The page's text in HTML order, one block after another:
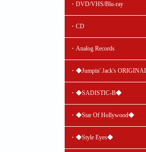
・DVD/VHS/Blu-ray
・CD
・Analog Records
・◆Jumpin' Jack's
・◆SADISTIC-B◆
・◆Star Of Hollywood◆
・◆Style Eyes◆